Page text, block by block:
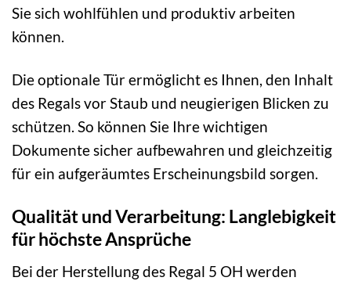
Sie sich wohlfühlen und produktiv arbeiten
können.
Die optionale Tür ermöglicht es Ihnen, den Inhalt
des Regals vor Staub und neugierigen Blicken zu
schützen. So können Sie Ihre wichtigen
Dokumente sicher aufbewahren und gleichzeitig
für ein aufgeräumtes Erscheinungsbild sorgen.
Qualität und Verarbeitung: Langlebigkeit
für höchste Ansprüche
Bei der Herstellung des Regal 5 OH werden